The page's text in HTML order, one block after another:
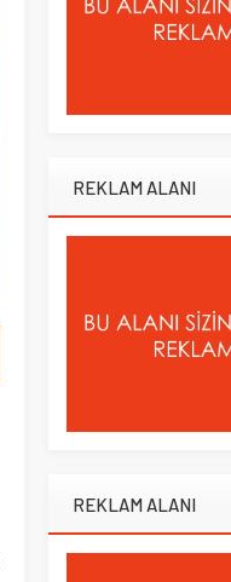
REKLAM ALANI
REKLAM ALANI